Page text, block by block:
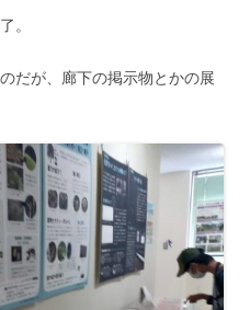
。
だが、廊下の掲示物とかの展